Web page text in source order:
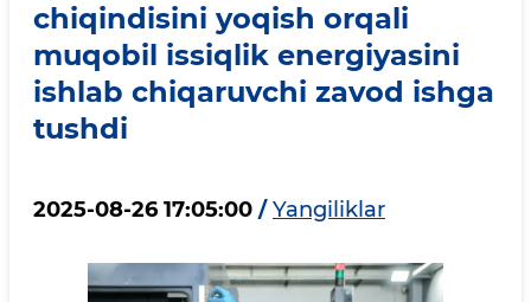
chiqindisini yoqish orqali
muqobil issiqlik energiyasini
ishlab chiqaruvchi zavod ishga
tushdi
2025-08-26 17:05:00 / Yangiliklar